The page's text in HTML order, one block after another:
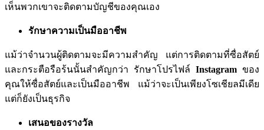
เห็นพวกเขาจะติดตามบัญชีของคุณเอง
รักษาความเป็นมืออาชีพ
แม้ว่าจำนวนผู้ติดตามจะมีความสำคัญ
แต่การติดตามที่ซื่อสัตย์
และกระตือรือร้นนั้นสำคัญกว่า
รักษาโปรไฟล์ Instagram ของ
คุณให้ซื่อสัตย์และเป็นมืออาชีพ
แม้ว่าจะเป็นเพียงโซเชียลมีเดีย
แต่ก็ยังเป็นธุรกิจ
เสนอของรางวัล